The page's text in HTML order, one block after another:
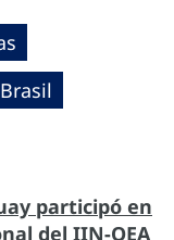
Brasil
participó en
del IIN-OEA